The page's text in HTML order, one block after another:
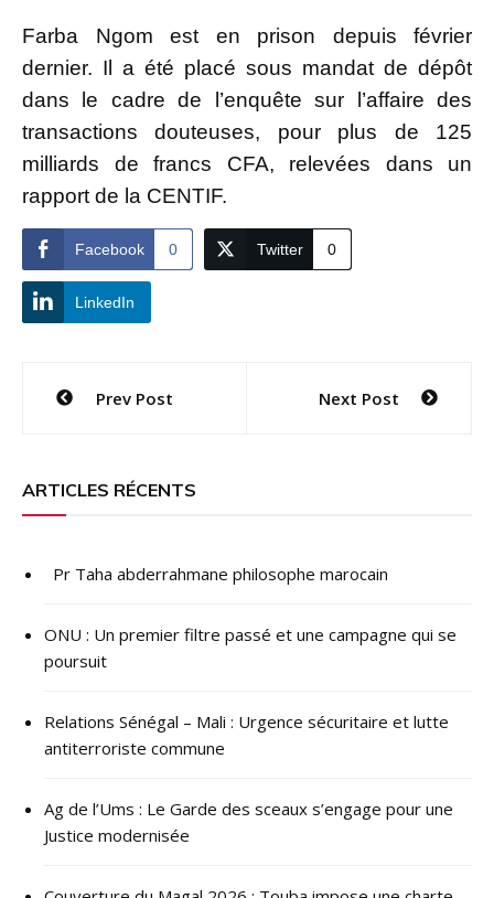
Farba Ngom est en prison depuis février
dernier. Il a été placé sous mandat de dépôt
dans le cadre de l’enquête sur l’affaire des
transactions douteuses, pour plus de 125
milliards de francs CFA, relevées dans un
rapport de la CENTIF.
Facebook 0 Twitter 0
LinkedIn
Navigation
l’article
Prev Post Next Post
ARTICLES RÉCENTS
Pr Taha abderrahmane philosophe marocain
ONU : ​Un premier filtre passé et une campagne qui se
poursuit
Relations Sénégal – Mali : Urgence sécuritaire et lutte
antiterroriste commune
Ag de l’Ums : Le Garde des sceaux s’engage pour une
Justice modernisée